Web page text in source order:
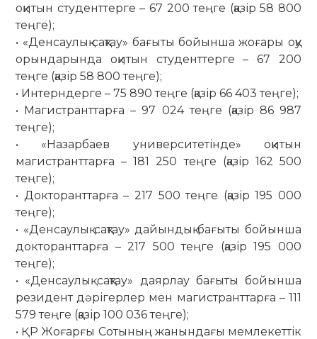
оқитын студенттерге – 67 200 теңге (қазір 58 800
теңге);
• «Денсаулық сақтау» бағыты бойынша жоғары оқу
орындарында оқитын студенттерге – 67 200
теңге (қазір 58 800 теңге);
• Интерндерге – 75 890 теңге (қазір 66 403 теңге);
• Магистранттарға – 97 024 теңге (қазір 86 987
теңге);
• «Назарбаев университетінде» оқитын
магистранттарға – 181 250 теңге (қазір 162 500
теңге);
• Докторанттарға – 217 500 теңге (қазір 195 000
теңге);
• «Денсаулық сақтау» дайындық бағыты бойынша
докторанттарға – 217 500 теңге (қазір 195 000
теңге);
• «Денсаулық сақтау» даярлау бағыты бойынша
резидент дәрігерлер мен магистранттарға – 111
579 теңге (қазір 100 036 теңге);
• ҚР Жоғарғы Сотының жанындағы мемлекеттік